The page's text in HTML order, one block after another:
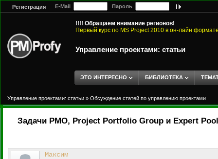
Регистрация E-Mail Пароль
!!!! Обращаем внимание регионов!
Первый курс по MS Project 2010 в он-лайн
Управление проектами: статьи
ЭТО ИНТЕРЕСНО БИБЛИОТЕКА
Управление проектами: статьи » Обсуждение статей по управлению проектами
Задачи PMO, Project Portfolio Group и Expert Pool
Максим